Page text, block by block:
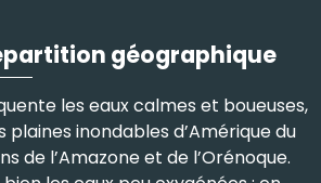
géographique
les eaux calmes et boueuses,
plaines inondables d’Amérique du
de l’Amazone et de l’Orénoque.